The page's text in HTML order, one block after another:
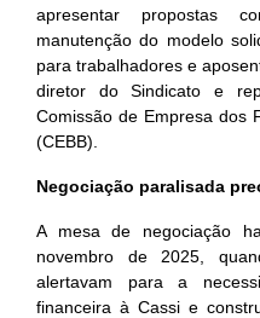
apresentar propostas
manutenção do modelo
para trabalhadores e
diretor do Sindicato e
Comissão de Empresa dos
(CEBB).
Negociação paralisada
A mesa de negociação
novembro de 2025,
alertavam para a
financeira à Cassi e